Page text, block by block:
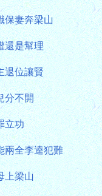
保妻奔梁山
還是幫理
退位讓賢
分不開
立功
兩全李逵犯難
上梁山